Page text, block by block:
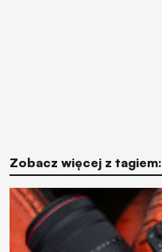
Zobacz więcej z tagiem: